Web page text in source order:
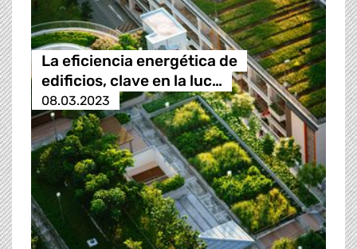
La eficiencia energética de
edificios, clave en la luc…
08.03.2023